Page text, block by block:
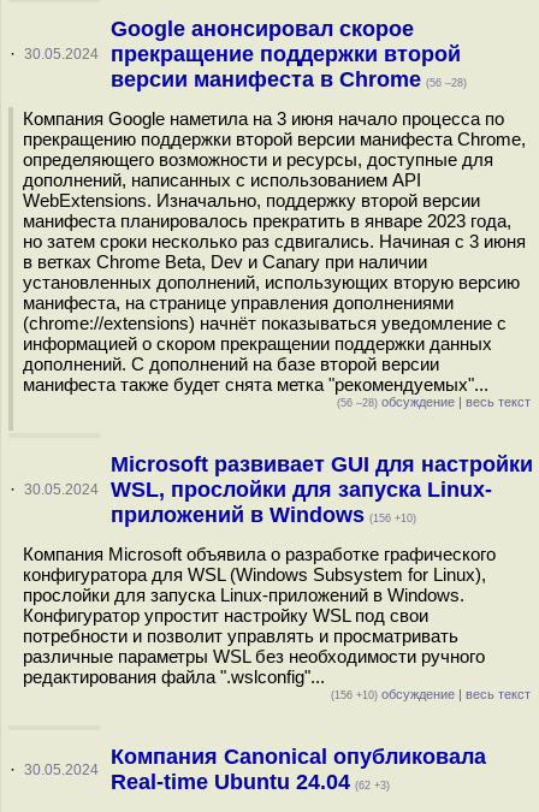
· 30.05.2024
Google анонсировал скорое
прекращение поддержки второй
версии манифеста в Chrome (56 –28)
Компания Google наметила на 3 июня начало процесса по
прекращению поддержки второй версии манифеста Chrome,
определяющего возможности и ресурсы, доступные для
дополнений, написанных с использованием API
WebExtensions. Изначально, поддержку второй версии
манифеста планировалось прекратить в январе 2023 года,
но затем сроки несколько раз сдвигались. Начиная с 3 июня
в ветках Chrome Beta, Dev и Canary при наличии
установленных дополнений, использующих вторую версию
манифеста, на странице управления дополнениями
(chrome://extensions) начнёт показываться уведомление с
информацией о скором прекращении поддержки данных
дополнений. С дополнений на базе второй версии
манифеста также будет снята метка "рекомендуемых"...
(56 –28) обсуждение | весь текст
· 30.05.2024
Microsoft развивает GUI для настройки
WSL, прослойки для запуска Linux-
приложений в Windows (156 +10)
Компания Microsoft объявила о разработке графического
конфигуратора для WSL (Windows Subsystem for Linux),
прослойки для запуска Linux-приложений в Windows.
Конфигуратор упростит настройку WSL под свои
потребности и позволит управлять и просматривать
различные параметры WSL без необходимости ручного
редактирования файла ".wslconfig"...
(156 +10) обсуждение | весь текст
· 30.05.2024
Компания Canonical опубликовала
Real-time Ubuntu 24.04 (62 +3)